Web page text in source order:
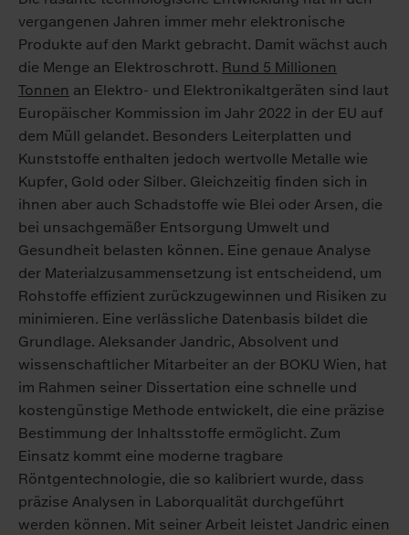
vergangenen Jahren immer mehr elektronische
Produkte auf den Markt gebracht. Damit wächst auch
die Menge an Elektroschrott. Rund 5 Millionen
Tonnen an Elektro- und Elektronikaltgeräten sind laut
Europäischer Kommission im Jahr 2022 in der EU auf
dem Müll gelandet. Besonders Leiterplatten und
Kunststoffe enthalten jedoch wertvolle Metalle wie
Kupfer, Gold oder Silber. Gleichzeitig finden sich in
ihnen aber auch Schadstoffe wie Blei oder Arsen, die
bei unsachgemäßer Entsorgung Umwelt und
Gesundheit belasten können. Eine genaue Analyse
der Materialzusammensetzung ist entscheidend, um
Rohstoffe effizient zurückzugewinnen und Risiken zu
minimieren. Eine verlässliche Datenbasis bildet die
Grundlage. Aleksander Jandric, Absolvent und
wissenschaftlicher Mitarbeiter an der BOKU Wien, hat
im Rahmen seiner Dissertation eine schnelle und
kostengünstige Methode entwickelt, die eine präzise
Bestimmung der Inhaltsstoffe ermöglicht. Zum
Einsatz kommt eine moderne tragbare
Röntgentechnologie, die so kalibriert wurde, dass
präzise Analysen in Laborqualität durchgeführt
werden können. Mit seiner Arbeit leistet Jandric einen